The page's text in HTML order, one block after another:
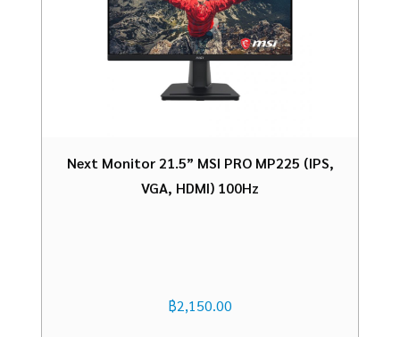
Next Monitor 21.5” MSI PRO MP225 (IPS,
VGA, HDMI) 100Hz
฿2,150.00